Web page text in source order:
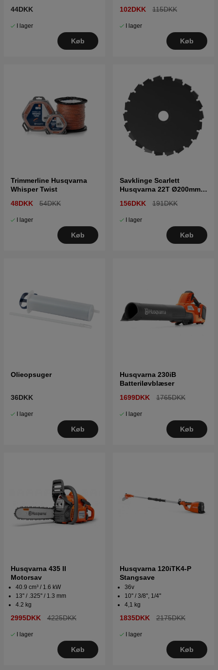
44DKK
I lager
Køb
102DKK
115DKK
I lager
Køb
Trimmerline Husqvarna
Whisper Twist
48DKK
54DKK
I lager
Køb
Savklinge Scarlett
Husqvarna 22T Ø200mm
156DKK 191DKK
I lager
Køb
Olieopsuger
36DKK
I lager
Køb
Husqvarna 230iB
Batteriløvblæser
1699DKK
1765DKK
I lager
Køb
Husqvarna 435 II
Motorsav
40.9 cm³ / 1.6 kW
13'' / .325'' / 1.3 mm
4.2 kg
2995DKK 4225DKK
I lager
Køb
Husqvarna 120iTK4-P
Stangsave
36v
10'' / 3/8'', 1/4''
4,1 kg
1835DKK 2175DKK
I lager
Køb